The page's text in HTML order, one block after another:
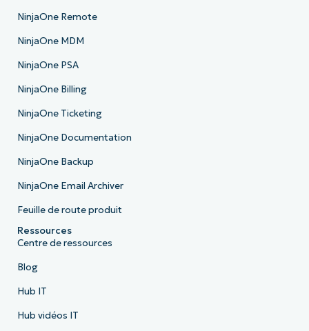
NinjaOne Remote
NinjaOne MDM
NinjaOne PSA
NinjaOne Billing
NinjaOne Ticketing
NinjaOne Documentation
NinjaOne Backup
NinjaOne Email Archiver
Feuille de route produit
Ressources
Centre de ressources
Blog
Hub IT
Hub vidéos IT